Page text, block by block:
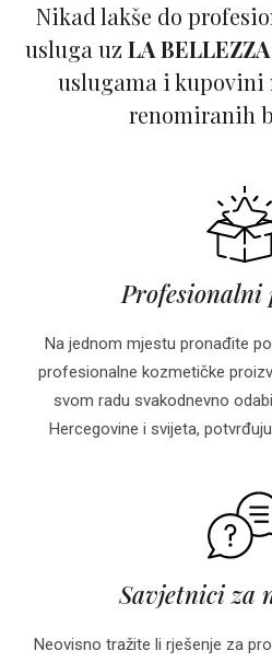
Nikad lakše do
usluga uz LA
uslugama i kupovini
renomiranih
Profesionalni
Na jednom mjestu pronađite
profesionalne kozmetičke
svom radu svakodnevno
Hercegovine i svijeta,
Savjetnici za
Neovisno tražite li rješenje za